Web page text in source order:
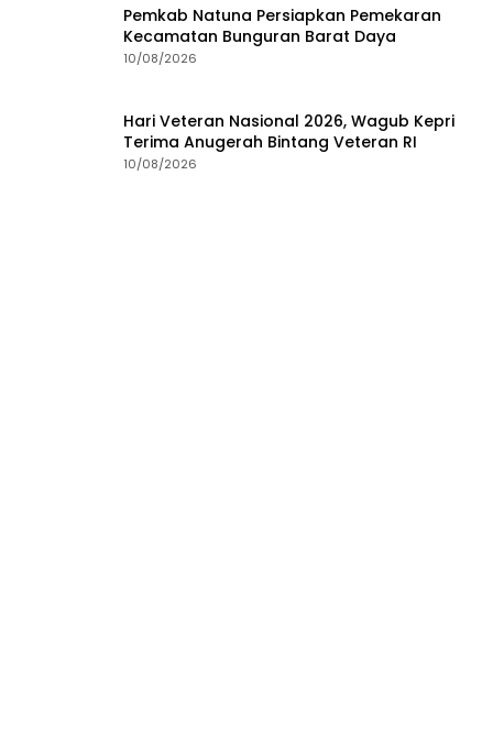
Pemkab Natuna Persiapkan Pemekaran
Kecamatan Bunguran Barat Daya
10/08/2026
Hari Veteran Nasional 2026, Wagub Kepri
Terima Anugerah Bintang Veteran RI
10/08/2026